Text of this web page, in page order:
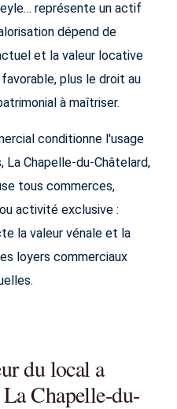
représente un actif
dépend de
et la valeur locative
plus le droit au
à maîtriser.
conditionne l'usage
La Chapelle-du-Châtelard,
tous commerces,
activité exclusive :
la valeur vénale et la
loyers commerciaux
du local a
Chapelle-du-